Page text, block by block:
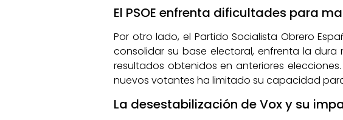
El PSOE enfrenta dificultades para
Por otro lado, el Partido Socialista Obrero
consolidar su base electoral, enfrenta la
resultados obtenidos en anteriores
nuevos votantes ha limitado su capacidad
La desestabilización de Vox y su